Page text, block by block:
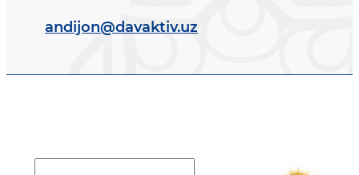
andijon@davaktiv.uz